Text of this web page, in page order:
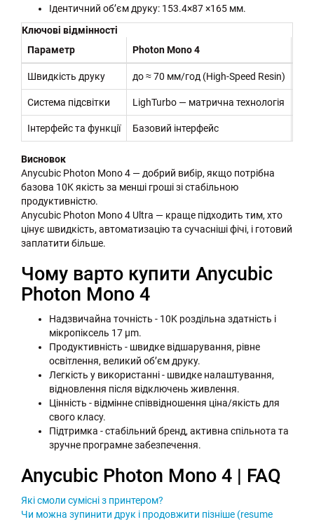
Ідентичний об’єм друку: 153.4×87 ×165 мм.
Ключові відмінності
Параметр
Photon Mono 4
Швидкість друку до ≈ 70 мм/год (High-Speed Resin)
Система підсвітки LighTurbo — матрична технологія
Інтерфейс та функції Базовий інтерфейс
Висновок
Anycubic Photon Mono 4 — добрий вибір, якщо потрібна
базова 10K якість за менші гроші зі стабільною
продуктивністю.
Anycubic Photon Mono 4 Ultra — краще підходить тим, хто
цінує швидкість, автоматизацію та сучасніші фічі, і готовий
заплатити більше.
Чому варто купити Anycubic
Photon Mono 4
Надзвичайна точність - 10K роздільна здатність і
мікропіксель 17 µm.
Продуктивність - швидке відшарування, рівне
освітлення, великий об’єм друку.
Легкість у використанні - швидке налаштування,
відновлення після відключень живлення.
Цінність - відмінне співвідношення ціна/якість для
свого класу.
Підтримка - стабільний бренд, активна спільнота та
зручне програмне забезпечення.
Anycubic Photon Mono 4 | FAQ
Які смоли сумісні з принтером?
Чи можна зупинити друк і продовжити пізніше (resume